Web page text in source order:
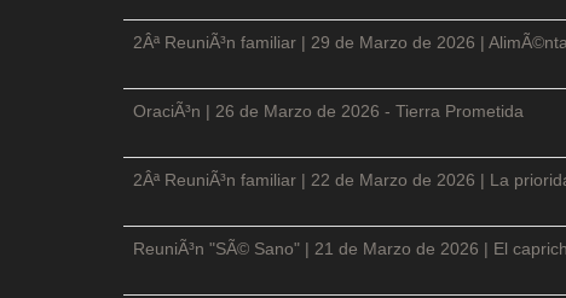
2Âª ReuniÃ³n familiar | 29 de Marzo de 2026 |
OraciÃ³n | 26 de Marzo de 2026 - Tierra Prometida
2Âª ReuniÃ³n familiar | 22 de Marzo de 2026 | La
ReuniÃ³n "SÃ© Sano" | 21 de Marzo de 2026 | El